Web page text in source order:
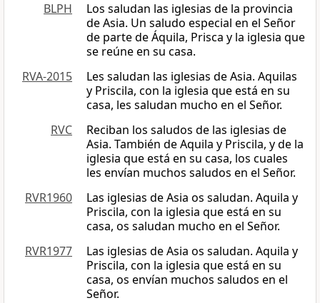
BLPH
Los saludan las iglesias de la provincia
de Asia. Un saludo especial en el Señor
de parte de Áquila, Prisca y la iglesia que
se reúne en su casa.
RVA-2015
Les saludan las iglesias de Asia. Aquilas
y Priscila, con la iglesia que está en su
casa, les saludan mucho en el Señor.
RVC
Reciban los saludos de las iglesias de
Asia. También de Aquila y Priscila, y de la
iglesia que está en su casa, los cuales
les envían muchos saludos en el Señor.
RVR1960
Las iglesias de Asia os saludan. Aquila y
Priscila, con la iglesia que está en su
casa, os saludan mucho en el Señor.
RVR1977
Las iglesias de Asia os saludan. Aquila y
Priscila, con la iglesia que está en su
casa, os envían muchos saludos en el
Señor.